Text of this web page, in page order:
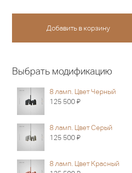
Выбрать модификацию
8 ламп. Цвет Черный
125 500Я
8 ламп. Цвет Серый
125 500Я
8 ламп. Цвет Красный